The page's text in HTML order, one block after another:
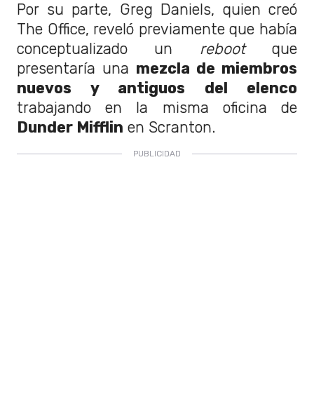
Por su parte, Greg Daniels, quien creó
The Office, reveló previamente que había
conceptualizado un rebootque
presentaría una mezcla de miembros
nuevos y antiguos del elenco
trabajando en la misma oficina de
Dunder Mifflin en Scranton.